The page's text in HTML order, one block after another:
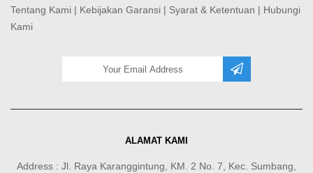
Tentang Kami | Kebijakan Garansi | Syarat & Ketentuan | Hubungi
Kami
ALAMAT KAMI
Address : Jl. Raya Karanggintung, KM. 2 No. 7, Kec. Sumbang,